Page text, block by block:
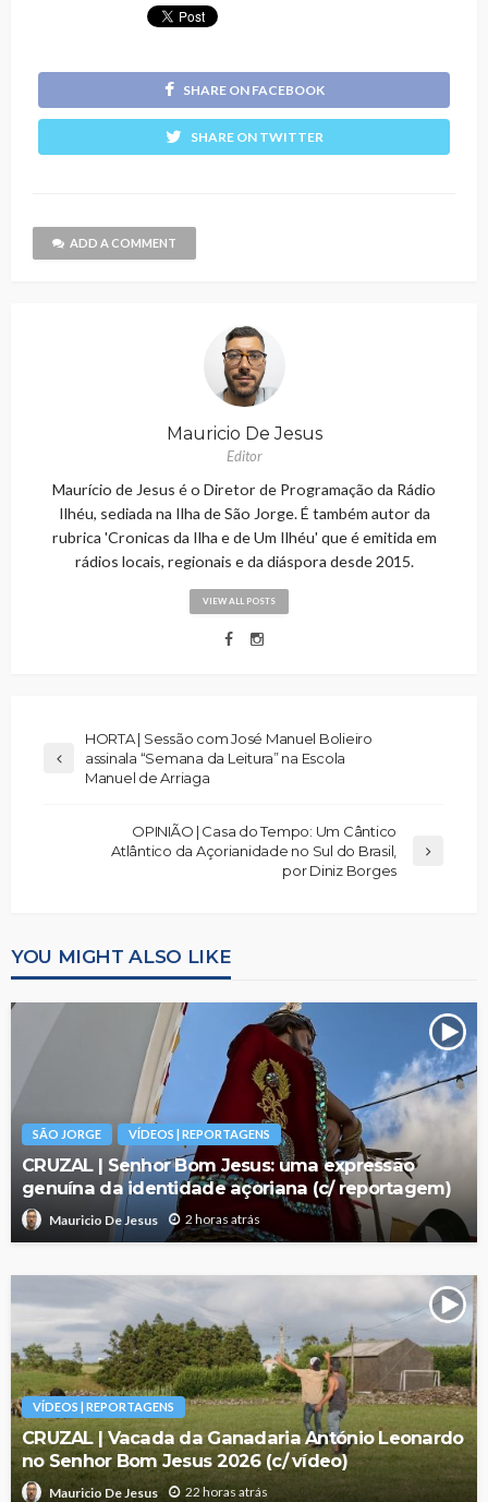
SHARE ON FACEBOOK
SHARE ON TWITTER
ADD A COMMENT
Mauricio De Jesus
Editor
Maurício de Jesus é o Diretor de Programação da Rádio
Ilhéu, sediada na Ilha de São Jorge. É também autor da
rubrica 'Cronicas da Ilha e de Um Ilhéu' que é emitida em
rádios locais, regionais e da diáspora desde 2015.
VIEW ALL POSTS
HORTA | Sessão com José Manuel Bolieiro
assinala “Semana da Leitura” na Escola
Manuel de Arriaga
OPINIÃO | Casa do Tempo: Um Cântico
Atlântico da Açorianidade no Sul do Brasil,
por Diniz Borges
YOU MIGHT ALSO LIKE
SÃO JORGE VÍDEOS | REPORTAGENS
CRUZAL | Senhor Bom Jesus: uma expressão
genuína da identidade açoriana (c/ reportagem)
Mauricio De Jesus 2 horas atrás
VÍDEOS | REPORTAGENS
CRUZAL | Vacada da Ganadaria António Leonardo
no Senhor Bom Jesus 2026 (c/ vídeo)
Mauricio De Jesus 22 horas atrás